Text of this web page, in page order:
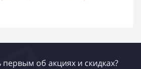
первым об акциях и скидках?